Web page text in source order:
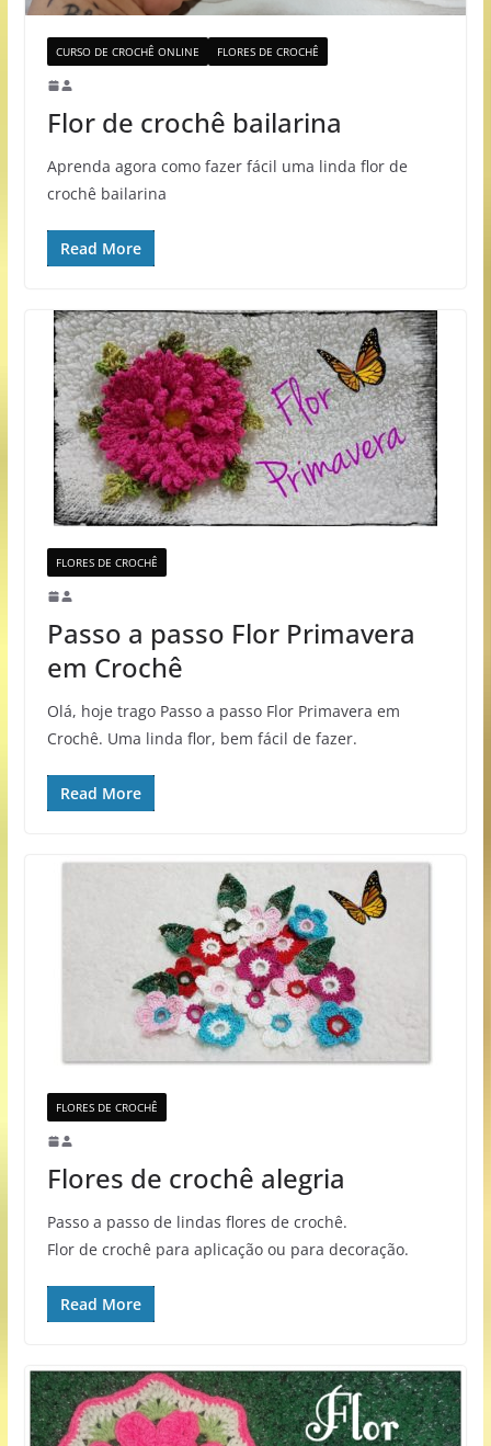
CURSO DE CROCHÊ ONLINE FLORES DE CROCHÊ
Flor de crochê bailarina
Aprenda agora como fazer fácil uma linda flor de
crochê bailarina
Read More
FLORES DE CROCHÊ
Passo a passo Flor Primavera
em Crochê
Olá, hoje trago Passo a passo Flor Primavera em
Crochê. Uma linda flor, bem fácil de fazer.
Read More
FLORES DE CROCHÊ
Flores de crochê alegria
Passo a passo de lindas flores de crochê.
Flor de crochê para aplicação ou para decoração.
Read More